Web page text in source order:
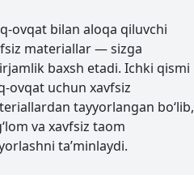
ovqat bilan aloqa qiluvchi
materiallar — sizga
baxsh etadi. Ichki qismi
ovqat uchun xavfsiz
tayyorlangan bo‘lib,
va xavfsiz taom
ta’minlaydi.